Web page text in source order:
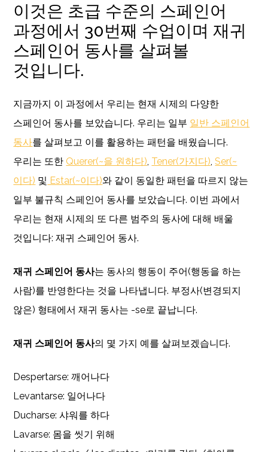
이것은 초급 수준의 스페인어
과정에서 30번째 수업이며 재귀
스페인어 동사를 살펴볼
것입니다.
지금까지 이 과정에서 우리는 현재 시제의 다양한
스페인어 동사를 보았습니다. 우리는 일부 일반 스페인어
동사를 살펴보고 이를 활용하는 패턴을 배웠습니다.
우리는 또한 Querer(~을 원하다), Tener(가지다),Ser(~
이다) 및 Estar(~이다)와 같이 동일한 패턴을 따르지 않는
일부 불규칙 스페인어 동사를 보았습니다. 이번 과에서
우리는 현재 시제의 또 다른 범주의 동사에 대해 배울
것입니다: 재귀 스페인어 동사.
재귀 스페인어 동사는 동사의 행동이 주어(행동을 하는
사람)를 반영한다는 것을 나타냅니다. 부정사(변경되지
않은) 형태에서 재귀 동사는 -se로 끝납니다.
재귀 스페인어 동사의 몇 가지 예를 살펴보겠습니다.
Despertarse: 깨어나다
Levantarse: 일어나다
Ducharse: 샤워를 하다
Lavarse: 몸을 씻기 위해